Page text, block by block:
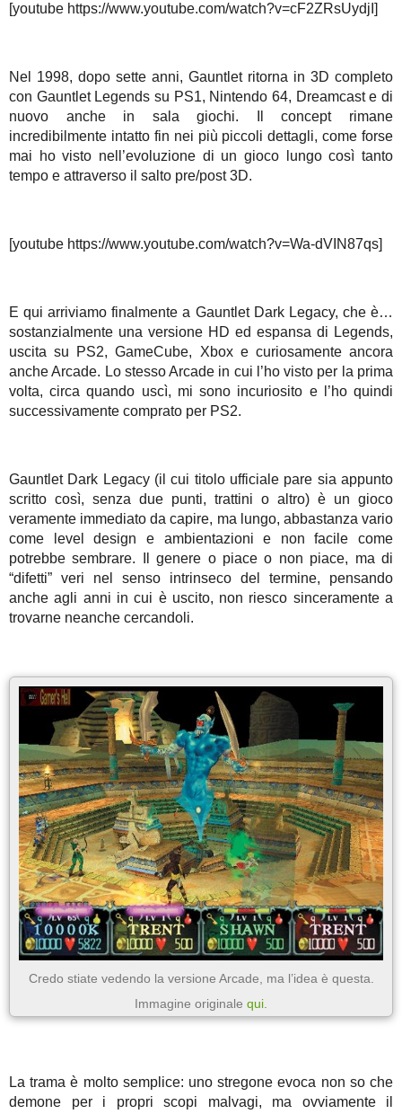
[youtube https://www.youtube.com/watch?v=cF2ZRsUydjI]
Nel 1998, dopo sette anni, Gauntlet ritorna in 3D completo
con Gauntlet Legends su PS1, Nintendo 64, Dreamcast e di
nuovo anche in sala giochi. Il concept rimane
incredibilmente intatto fin nei più piccoli dettagli, come forse
mai ho visto nell’evoluzione di un gioco lungo così tanto
tempo e attraverso il salto pre/post 3D.
[youtube https://www.youtube.com/watch?v=Wa-dVIN87qs]
E qui arriviamo finalmente a Gauntlet Dark Legacy, che è…
sostanzialmente una versione HD ed espansa di Legends,
uscita su PS2, GameCube, Xbox e curiosamente ancora
anche Arcade. Lo stesso Arcade in cui l’ho visto per la prima
volta, circa quando uscì, mi sono incuriosito e l’ho quindi
successivamente comprato per PS2.
Gauntlet Dark Legacy (il cui titolo ufficiale pare sia appunto
scritto così, senza due punti, trattini o altro) è un gioco
veramente immediato da capire, ma lungo, abbastanza vario
come level design e ambientazioni e non facile come
potrebbe sembrare. Il genere o piace o non piace, ma di
“difetti” veri nel senso intrinseco del termine, pensando
anche agli anni in cui è uscito, non riesco sinceramente a
trovarne neanche cercandoli.
Credo stiate vedendo la versione Arcade, ma l’idea è questa.
Immagine originale qui
La trama è molto semplice: uno stregone evoca non so che
demone per i propri scopi malvagi, ma ovviamente il